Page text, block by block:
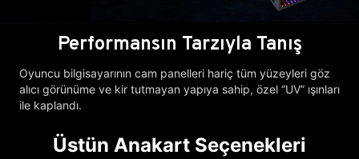
Performansın Tarzıyla Tanış
Oyuncu bilgisayarının cam panelleri hariç tüm yüzeyleri göz
alıcı görünüme ve kir tutmayan yapıya sahip, özel “UV” ışınları
ile kaplandı.
Üstün Anakart Seçenekleri